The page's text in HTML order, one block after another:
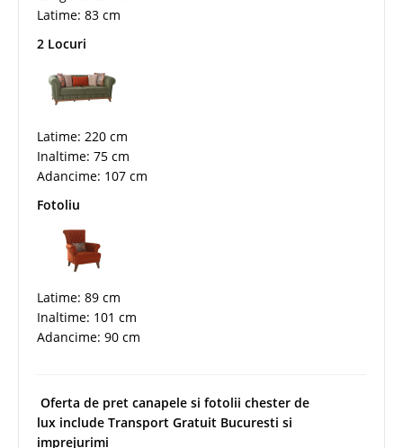
Latime: 83 cm
2 Locuri
Latime: 220 cm
Inaltime: 75 cm
Adancime: 107 cm
Fotoliu
Latime: 89 cm
Inaltime: 101 cm
Adancime: 90 cm
Oferta de pret canapele si fotolii chester de
lux include Transport Gratuit Bucuresti si
imprejurimi